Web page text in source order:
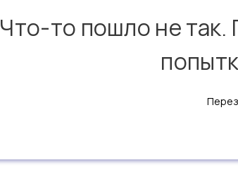
Что-то пошло не так.